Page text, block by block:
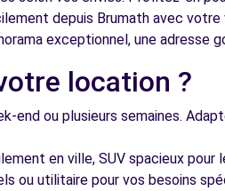
depuis Brumath avec votre
exceptionnel, une adresse
location ?
end ou plusieurs semaines.
en ville, SUV spacieux pour
ou utilitaire pour vos besoins